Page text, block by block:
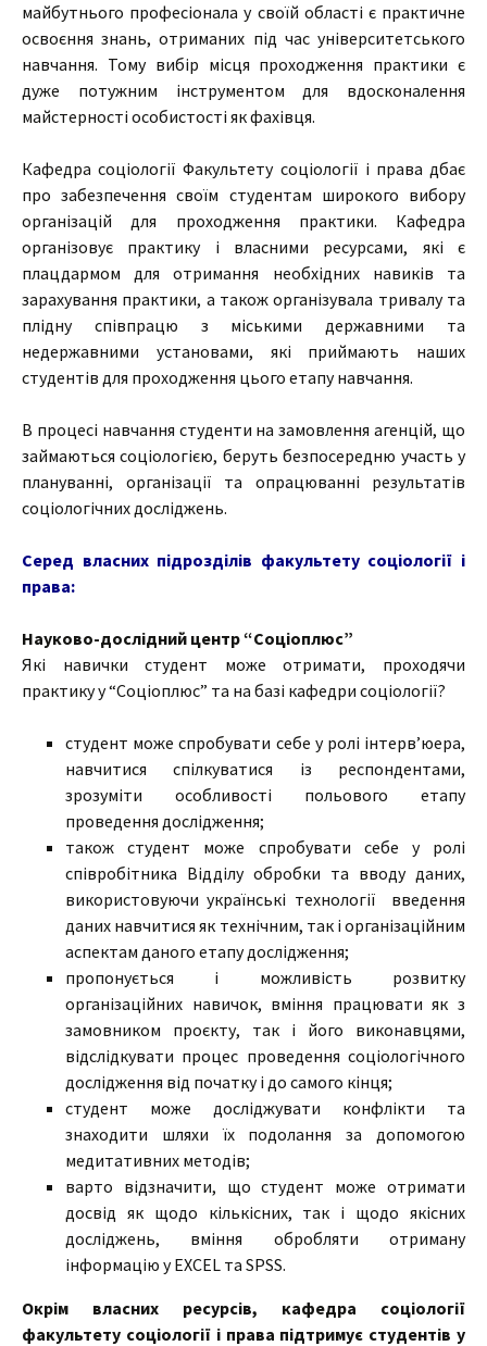
майбутнього професіонала у своїй області є практичне
освоєння знань, отриманих під час університетського
навчання. Тому вибір місця проходження практики є
дуже потужним інструментом для вдосконалення
майстерності особистості як фахівця.
Кафедра соціології Факультету соціології і права дбає
про забезпечення своїм студентам широкого вибору
організацій для проходження практики. Кафедра
організовує практику і власними ресурсами, які є
плацдармом для отримання необхідних навиків та
зарахування практики, а також організувала тривалу та
плідну співпрацю з міськими державними та
недержавними установами, які приймають наших
студентів для проходження цього етапу навчання.
В процесі навчання студенти на замовлення агенцій, що
займаються соціологією, беруть безпосередню участь у
плануванні, організації та опрацюванні результатів
соціологічних досліджень.
Серед власних підрозділів факультету соціології і
права:
Науково-дослідний центр “Соціоплюс”
Які навички студент може отримати, проходячи
практику у “Соціоплюс” та на базі кафедри соціології?
студент може спробувати себе у ролі інтерв’юера,
навчитися спілкуватися із респондентами,
зрозуміти особливості польового етапу
проведення дослідження;
також студент може спробувати себе у ролі
співробітника Відділу обробки та вводу даних,
використовуючи українські технології введення
даних навчитися як технічним, так і організаційним
аспектам даного етапу дослідження;
пропонується і можливість розвитку
організаційних навичок, вміння працювати як з
замовником проєкту, так і його виконавцями,
відслідкувати процес проведення соціологічного
дослідження від початку і до самого кінця;
студент може досліджувати конфлікти та
знаходити шляхи їх подолання за допомогою
медитативних методів;
варто відзначити, що студент може отримати
досвід як щодо кількісних, так і щодо якісних
досліджень, вміння обробляти отриману
інформацію у EXCEL та SPSS.
Окрім власних ресурсів, кафедра соціології
факультету соціології і права підтримує студентів у